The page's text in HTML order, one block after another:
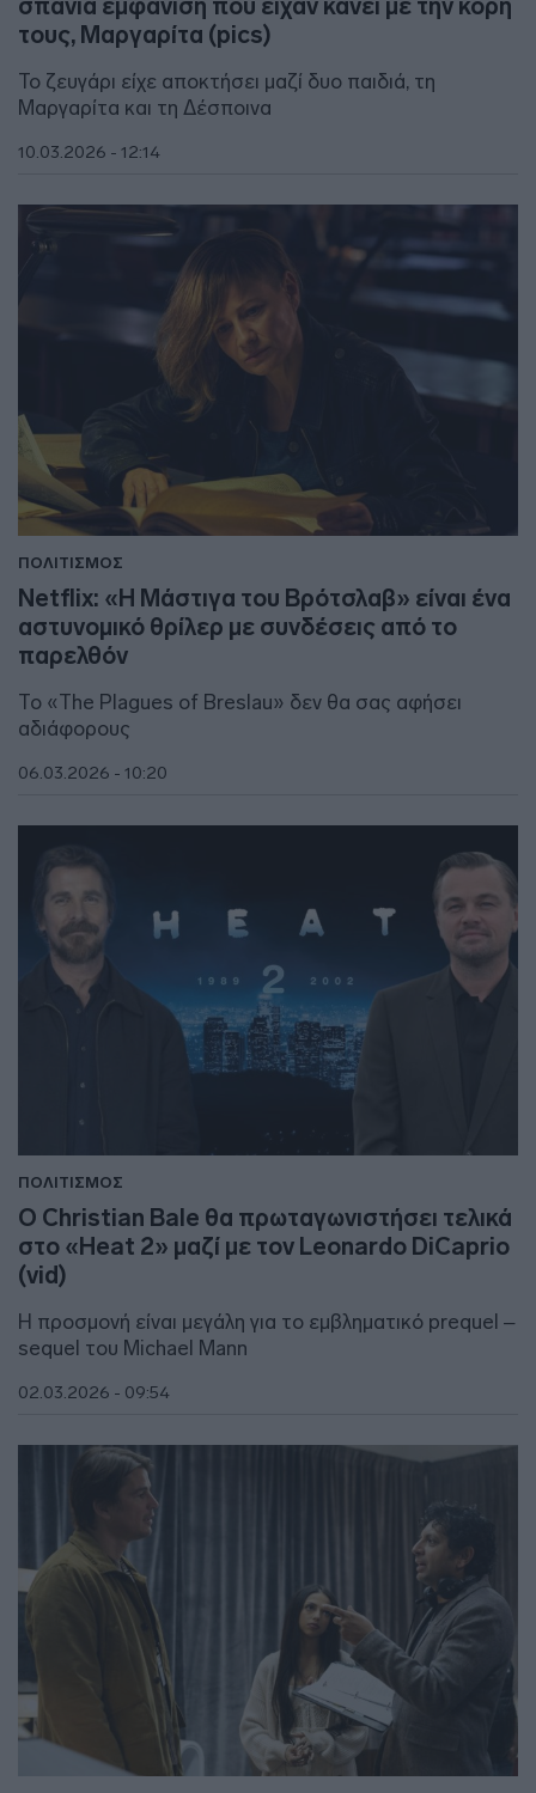
σπάνια εμφάνιση που είχαν κάνει με την κόρη
τους, Μαργαρίτα (pics)
To ζευγάρι είχε αποκτήσει μαζί δυο παιδιά, τη
Μαργαρίτα και τη Δέσποινα
10.03.2026 - 12:14
ΠΟΛΙΤΙΣΜΟΣ
Netflix: «Η Μάστιγα του Βρότσλαβ» είναι ένα
αστυνομικό θρίλερ με συνδέσεις από το
παρελθόν
Το «The Plagues of Breslau» δεν θα σας αφήσει
αδιάφορους
06.03.2026 - 10:20
ΠΟΛΙΤΙΣΜΟΣ
O Christian Bale θα πρωταγωνιστήσει τελικά
στο «Heat 2» μαζί με τον Leonardo DiCaprio
(vid)
H προσμονή είναι μεγάλη για το εμβληματικό prequel –
sequel του Michael Mann
02.03.2026 - 09:54